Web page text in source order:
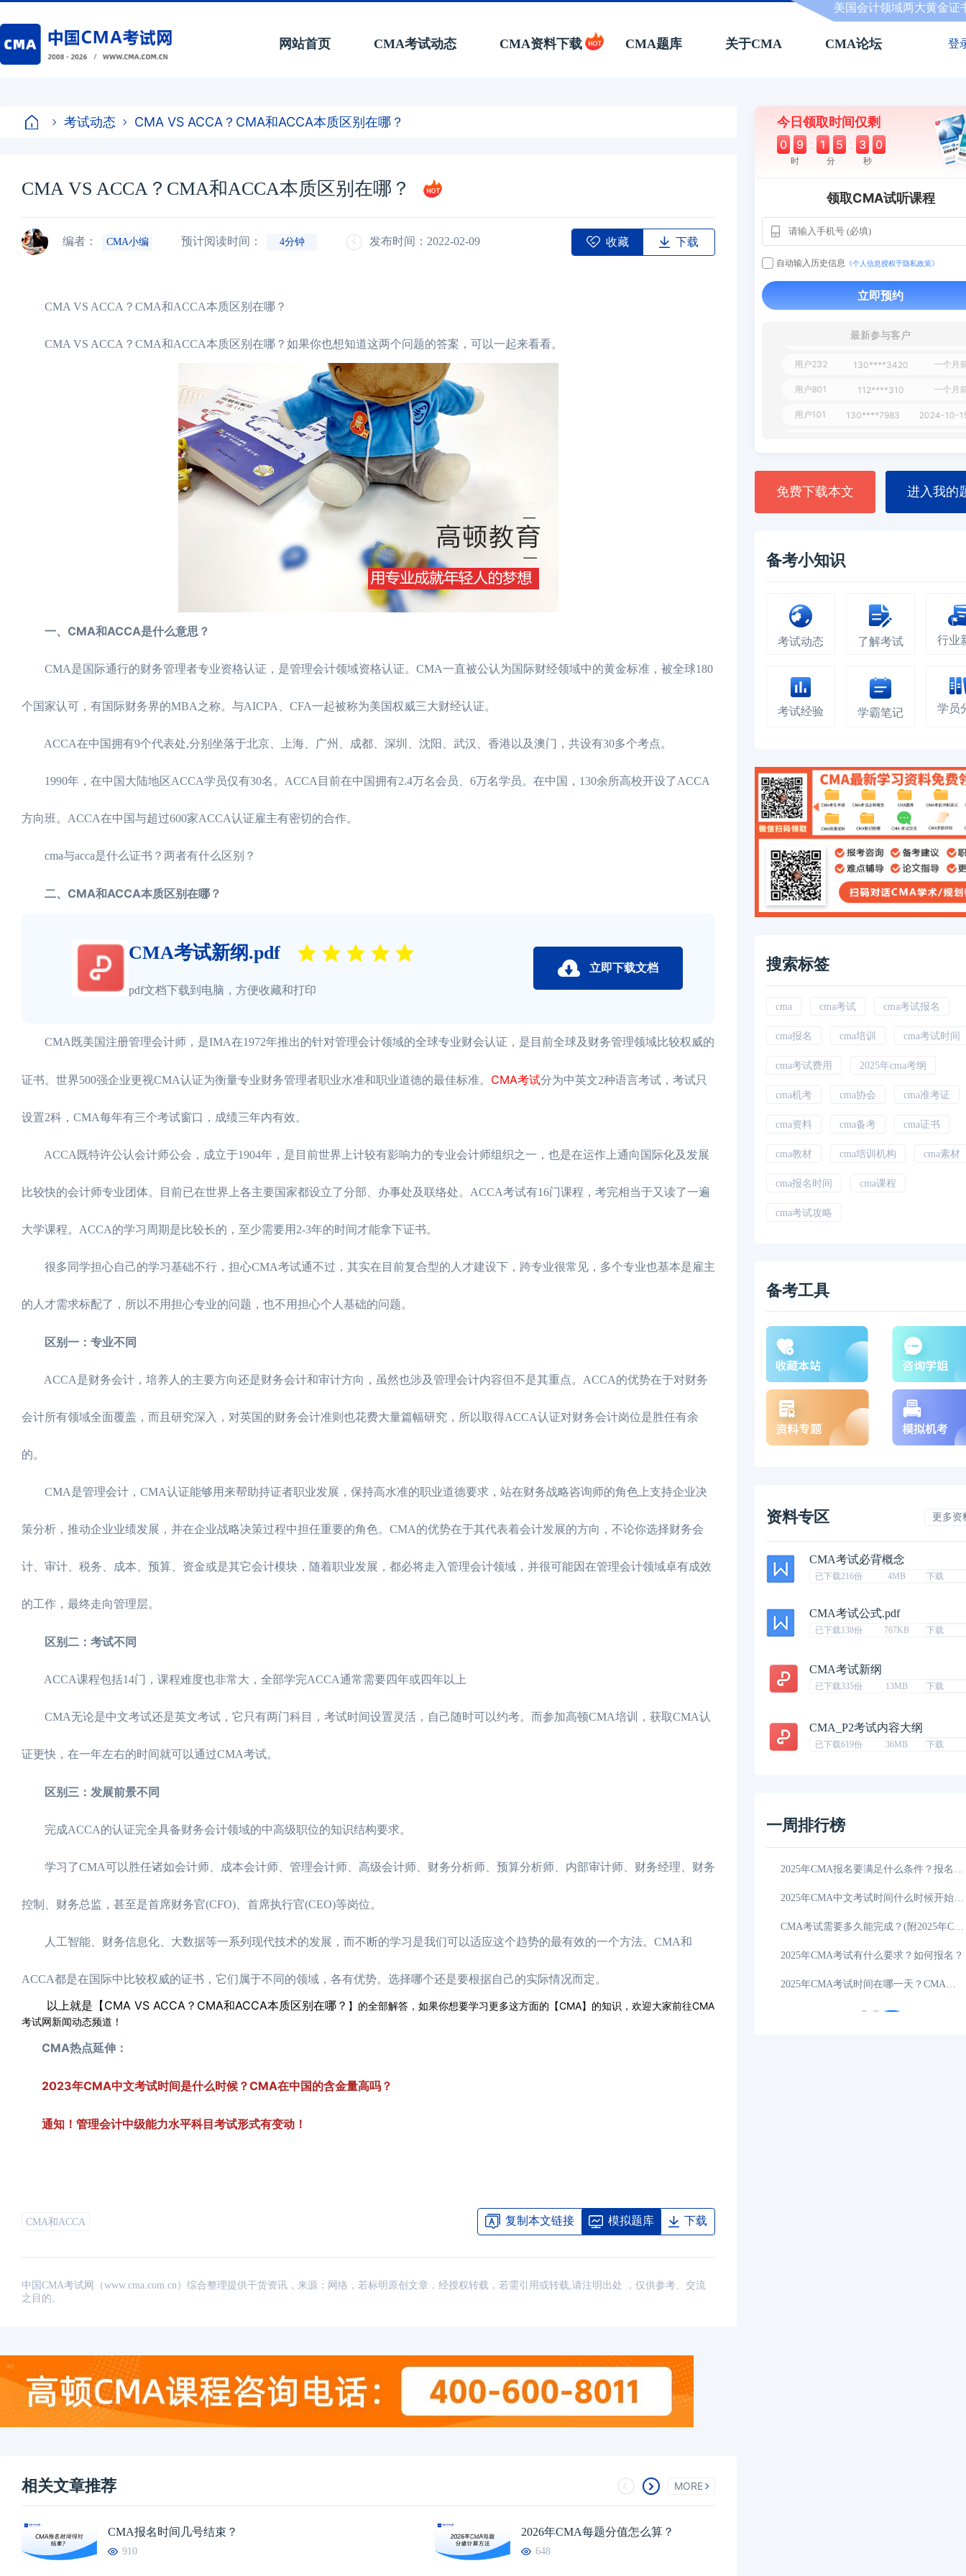
美国会计领域两大黄金证
网站首页 CMA考试动态 CMA资料下载 CMA题库 关于CMA CMA论坛 登
考试动态 CMA VS ACCA？CMA和ACCA本质区别在哪？
CMA VS ACCA？CMA和ACCA本质区别在哪？
编者： CMA小编 预计阅读时间： 4分钟 发布时间：2022-02-09 收藏 下载
CMA VS ACCA？CMA和ACCA本质区别在哪？
CMA VS ACCA？CMA和ACCA本质区别在哪？如果你也想知道这两个问题的答案，可以一起来看看。
一、CMA和ACCA是什么意思？
CMA是国际通行的财务管理者专业资格认证，是管理会计领域资格认证。CMA一直被公认为国际财经领域中的黄金标准，被全球180
个国家认可，有国际财务界的MBA之称。与AICPA、CFA一起被称为美国权威三大财经认证。
ACCA在中国拥有9个代表处,分别坐落于北京、上海、广州、成都、深圳、沈阳、武汉、香港以及澳门，共设有30多个考点。
1990年，在中国大陆地区ACCA学员仅有30名。ACCA目前在中国拥有2.4万名会员、6万名学员。在中国，130余所高校开设了ACCA
方向班。ACCA在中国与超过600家ACCA认证雇主有密切的合作。
cma与acca是什么证书？两者有什么区别？
二、CMA和ACCA本质区别在哪？
CMA考试新纲.pdf
pdf文档下载到电脑，方便收藏和打印
立即下载文档
CMA既美国注册管理会计师，是IMA在1972年推出的针对管理会计领域的全球专业财会认证，是目前全球及财务管理领域比较权威的
证书。世界500强企业更视CMA认证为衡量专业财务管理者职业水准和职业道德的最佳标准。 CMA考试分为中英文2种语言考试，考试只
设置2科，CMA每年有三个考试窗口，成绩三年内有效。
ACCA既特许公认会计师公会，成立于1904年，是目前世界上计较有影响力的专业会计师组织之一，也是在运作上通向国际化及发展
比较快的会计师专业团体。目前已在世界上各主要国家都设立了分部、办事处及联络处。ACCA考试有16门课程，考完相当于又读了一遍
大学课程。ACCA的学习周期是比较长的，至少需要用2-3年的时间才能拿下证书。
很多同学担心自己的学习基础不行，担心CMA考试通不过，其实在目前复合型的人才建设下，跨专业很常见，多个专业也基本是雇主
的人才需求标配了，所以不用担心专业的问题，也不用担心个人基础的问题。
区别一：专业不同
ACCA是财务会计，培养人的主要方向还是财务会计和审计方向，虽然也涉及管理会计内容但不是其重点。ACCA的优势在于对财务
会计所有领域全面覆盖，而且研究深入，对英国的财务会计准则也花费大量篇幅研究，所以取得ACCA认证对财务会计岗位是胜任有余
的。
CMA是管理会计，CMA认证能够用来帮助持证者职业发展，保持高水准的职业道德要求，站在财务战略咨询师的角色上支持企业决
策分析，推动企业业绩发展，并在企业战略决策过程中担任重要的角色。CMA的优势在于其代表着会计发展的方向，不论你选择财务会
计、审计、税务、成本、预算、资金或是其它会计模块，随着职业发展，都必将走入管理会计领域，并很可能因在管理会计领域卓有成效
的工作，最终走向管理层。
区别二：考试不同
ACCA课程包括14门，课程难度也非常大，全部学完ACCA通常需要四年或四年以上
CMA无论是中文考试还是英文考试，它只有两门科目，考试时间设置灵活，自己随时可以约考。而参加高顿CMA培训，获取CMA认
证更快，在一年左右的时间就可以通过CMA考试。
区别三：发展前景不同
完成ACCA的认证完全具备财务会计领域的中高级职位的知识结构要求。
学习了CMA可以胜任诸如会计师、成本会计师、管理会计师、高级会计师、财务分析师、预算分析师、内部审计师、财务经理、财务
控制、财务总监，甚至是首席财务官(CFO)、首席执行官(CEO)等岗位。
人工智能、财务信息化、大数据等一系列现代技术的发展，而不断的学习是我们可以适应这个趋势的最有效的一个方法。CMA和
ACCA都是在国际中比较权威的证书，它们属于不同的领域，各有优势。选择哪个还是要根据自己的实际情况而定。
以上就是【CMA VS ACCA？CMA和ACCA本质区别在哪？ 】的全部解答，如果你想要学习更多这方面的【CMA】的知识，欢迎大家前往CMA
考试网新闻动态频道！
CMA热点延伸：
2023年CMA中文考试时间是什么时候？CMA在中国的含金量高吗？
通知！管理会计中级能力水平科目考试形式有变动！
CMA和ACCA 复制本文链接 模拟题库 下载
中国CMA考试网（www.cma.com.cn）综合整理提供干货资讯，来源：网络，若标明原创文章，经授权转载，若需引用或转载,请注明出处 ，仅供参考、交流
之目的。
相关文章推荐 MORE
CMA报名时间几号结束？
910
2026年CMA每题分值怎么算？
648
今日领取时间仅剩
0 9 : 1 5 : 2 9
时 分 秒
领取CMA试听课程
自动输入历史信息 《个人信息授权于隐私政策》
立即预约
最新参与客户
**AoZ 130****8017 1 天
130****9630
130****8868 2024-08-
免费下载本文 进入我的
备考小知识
考试动态 了解考试 行业
考试经验 学霸笔记 学员
搜索标签
cma cma考试 cma考试报名
cma报名 cma培训 cma考试时间
cma考试费用 2025年cma考纲
cma机考 cma协会 cma准考证
cma资料 cma备考 cma证书
cma教材 cma培训机构 cma素材
cma报名时间 cma课程
cma考试攻略
备考工具
资料专区 更多资
CMA考试必背概念
已下载216份 4MB 下载
CMA考试公式.pdf
已下载138份 767KB 下载
CMA考试新纲
已下载335份 13MB 下载
CMA_P2考试内容大纲
已下载619份 36MB 下载
一周排行榜
2026年CMA4月份考试难吗？通过率怎 12-10
2026年CMA与CPA如何选择？
CMA报名费要多少钱？考几门科目？ 11-04
2026年CMA中文官网如何登录？ 2025年CMA报名要满足什么条件？报名网站是哪一个？
2025年CMA中文考试时间什么时候开始？（附报考条件、科目）
CMA考试需要多久能完成？(附2025年CMA考试备考建议)
2025年CMA考试有什么要求？如何报名？
2025年CMA考试时间在哪一天？CMA考试科目几本书？